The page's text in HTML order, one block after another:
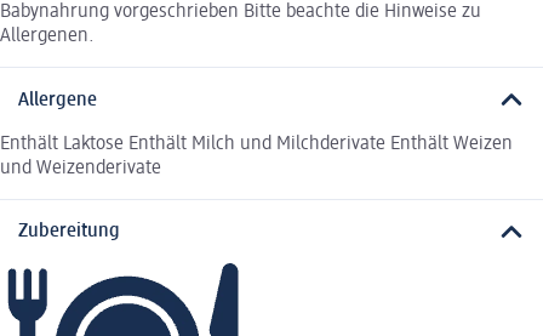
Babynahrung vorgeschrieben Bitte beachte die Hinweise zu
Allergenen.
Allergene
Enthält Laktose Enthält Milch und Milchderivate Enthält Weizen
und Weizenderivate
Zubereitung